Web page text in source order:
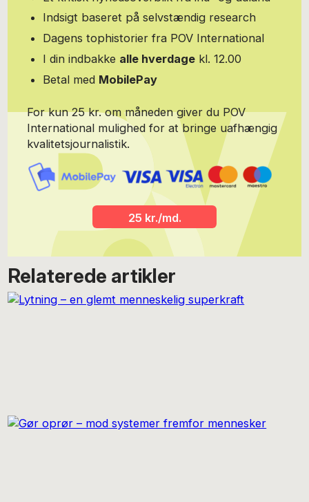
Indsigt baseret på selvstændig research
Dagens tophistorier fra POV International
I din indbakke alle hverdage kl. 12.00
Betal med MobilePay
For kun 25 kr. om måneden giver du POV
International mulighed for at bringe uafhængig
kvalitetsjournalistik.
25 kr./md.
Relaterede artikler